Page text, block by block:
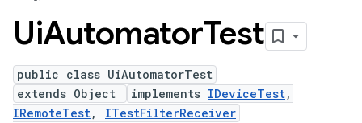
UiAutomatorTest
public class UiAutomatorTest
extends Object
implements IDeviceTest,
IRemoteTest, ITestFilterReceiver